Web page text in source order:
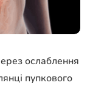
ослаблення
пупкового